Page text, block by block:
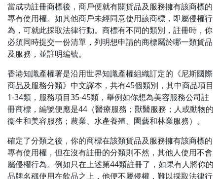
當成功註冊商標後，商戶便就有關貨品及服務擁有該商標的
專有使用權。如其他商戶未經同意使用該商標，即屬侵權行
為，可就此採取法律行動。商標有不同的類別，註冊時，你
必須同時提交一份清單，列明想申請的商標屬於哪一類貨品
及服務，並註明編號。
香港知識產權署是沿用世界知識產權組織訂定的《尼斯國際
商品及服務分類》中文譯本，共有45個類別，其中商品項目
1-34類，服務項目35-45類，舉例如你想為美容服務公司註
冊商標，編號便應是44（醫療服務；獸醫服務；人或動物的
衞生和美容服務；農業、水產養殖、園藝和林業服務）。
確定了分類之後，你的商標在該類貨品及服務擁有該商標的
專有使用權，但在沒有註冊的分類則不然，其他人使用不會
屬侵權行為。例如只在上述第44類註冊了，如果有人將你的
品牌名稱使用在飲品之上，他便不屬侵權，難以採取法律行